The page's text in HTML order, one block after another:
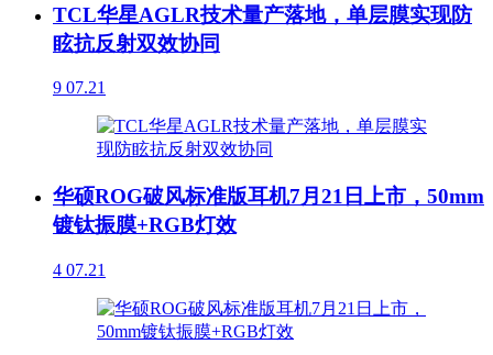
TCL华星AGLR技术量产落地，单层膜实现防
眩抗反射双效协同
9 07.21
华硕ROG破风标准版耳机7月21日上市，50mm
镀钛振膜+RGB灯效
4 07.21